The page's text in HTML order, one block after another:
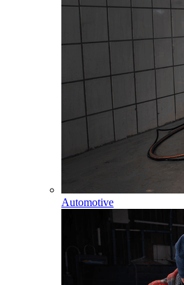
Automotive